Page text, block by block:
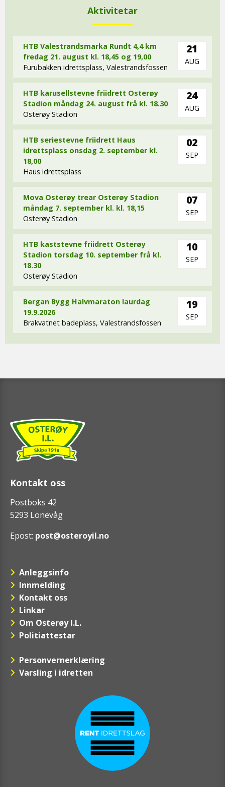
Aktivitetar
HTB Valestrandsmarka Rundt 4,4 km
fredag 21. august kl. 18,45 og 19,00
Furubakken idrettsplass, Valestrandsfossen
21
AUG
HTB karusellstevne friidrett Osterøy
Stadion måndag 24. august frå kl. 18.30
Osterøy Stadion
24
AUG
HTB seriestevne friidrett Haus
idrettsplass onsdag 2. september kl.
18,00
Haus idrettsplass
02
SEP
Mova Osterøy trear Osterøy Stadion
måndag 7. september kl. kl. 18,15
Osterøy Stadion
07
SEP
HTB kaststevne friidrett Osterøy
Stadion torsdag 10. september frå kl.
18.30
Osterøy Stadion
10
SEP
Bergan Bygg Halvmaraton laurdag
19.9.2026
Brakvatnet badeplass, Valestrandsfossen
19
SEP
Kontakt oss
Postboks 42
5293 Lonevåg
Epost: post@osteroyil.no
Anleggsinfo
Innmelding
Kontakt oss
Linkar
Om Osterøy I.L.
Politiattestar
Personvernerklæring
Varsling i idretten